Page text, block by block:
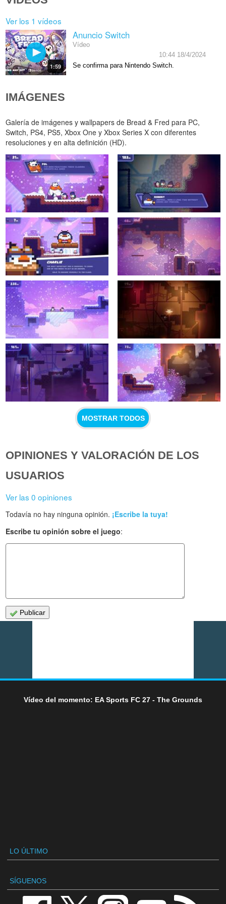
Ver los 1 vídeos
1:59
Anuncio Switch
Vídeo
10:44 18/4/2024
Se confirma para Nintendo Switch.
IMÁGENES
Galería de imágenes y wallpapers de Bread & Fred para PC,
Switch, PS4, PS5, Xbox One y Xbox Series X con diferentes
resoluciones y en alta definición (HD).
MOSTRAR TODOS
OPINIONES Y VALORACIÓN DE LOS
USUARIOS
Ver las 0 opiniones
Todavía no hay ninguna opinión. ¡Escribe la tuya!
Escribe tu opinión sobre el juego:
Publicar
Vídeo del momento: EA Sports FC 27 - The Grounds
LO ÚLTIMO
SÍGUENOS